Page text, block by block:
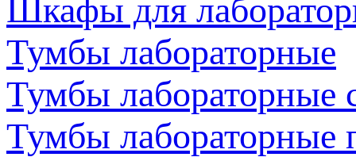
Шкафы для
Тумбы лабораторные
Тумбы лабораторные
Тумбы лабораторные